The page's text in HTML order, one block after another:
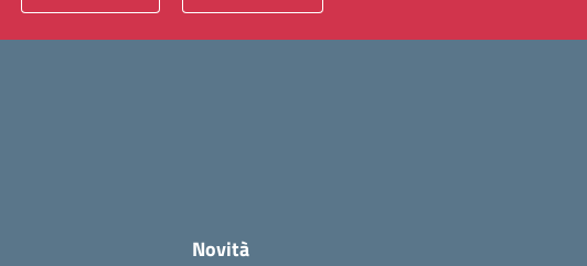
Novità